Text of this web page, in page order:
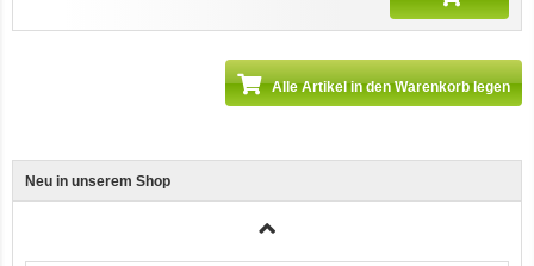
Neu in unserem Shop
Alle Artikel in den Warenkorb legen